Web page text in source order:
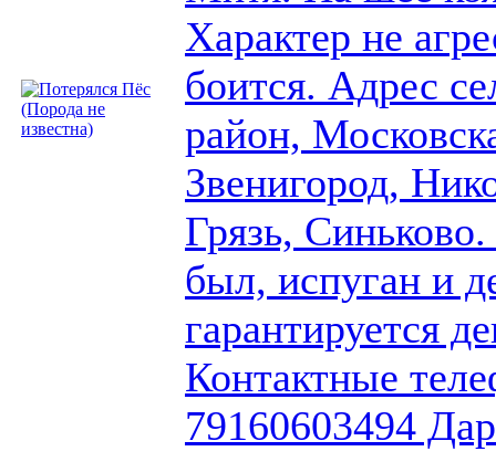
Характер не
боится. Адрес
район,
Звенигород,
Грязь,
был, испуган и
гарантируется
Контактные
79160603494